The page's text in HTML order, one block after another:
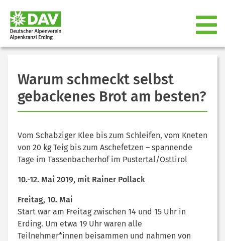
Warum schmeckt selbst
gebackenes Brot am besten?
Vom Schabziger Klee bis zum Schleifen, vom Kneten
von 20 kg Teig bis zum Aschefetzen – spannende
Tage im Tassenbacherhof im Pustertal/Osttirol
10.-12. Mai 2019, mit Rainer Pollack
Freitag, 10. Mai
Start war am Freitag zwischen 14 und 15 Uhr in
Erding. Um etwa 19 Uhr waren alle
Teilnehmer*innen beisammen und nahmen von